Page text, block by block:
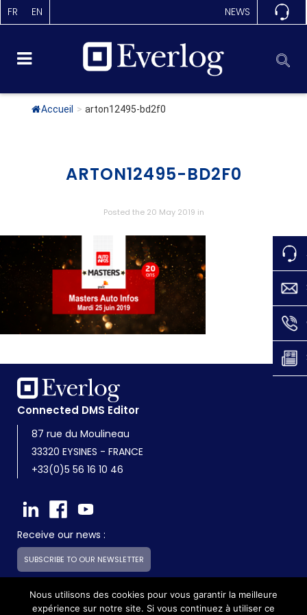
FR EN NEWS
Accueil > arton12495-bd2f0
ARTON12495-BD2F0
Posted the 20 May 2019 in
Connected DMS Editor
87 rue du Moulineau
33320 EYSINES - FRANCE
+33(0)5 56 16 10 46
Receive our news :
SUBSCRIBE TO OUR NEWSLETTER
Everlog is a subsidiary of the Skilliance group
Nous utilisons des cookies pour vous garantir la meilleure
expérience sur notre site. Si vous continuez à utiliser ce